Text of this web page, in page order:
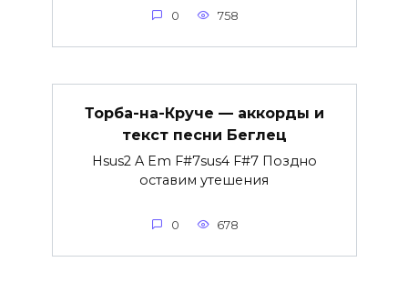
0 758
Торба-на-Круче — аккорды и
текст песни Беглец
Hsus2 A Em F#7sus4 F#7 Поздно
оставим утешения
0 678